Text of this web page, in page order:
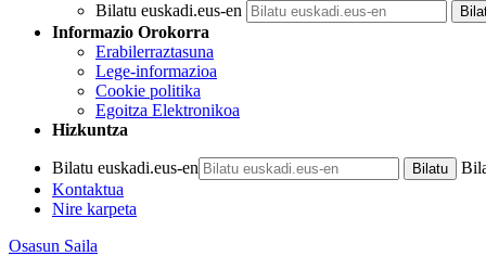
Bilatu euskadi.eus-en
Informazio Orokorra
Erabilerraztasuna
Lege-informazioa
Cookie politika
Egoitza Elektronikoa
Hizkuntza
Bilatu euskadi.eus-en
Kontaktua
Nire karpeta
Osasun Saila